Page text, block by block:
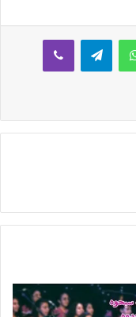
واتساب تيلقرام ڤايبر